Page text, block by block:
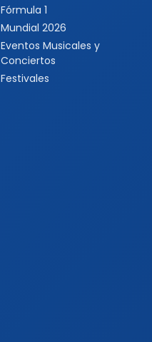
Fórmula 1
Mundial 2026
Eventos Musicales y
Conciertos
Festivales